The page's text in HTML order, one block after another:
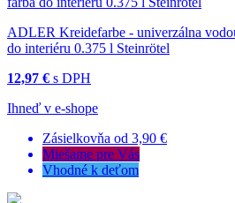
ADLER Kreidefarbe - univerzálna
do interiéru 0.375 l Steinrötel
12,97 € s DPH
Ihneď v e-shope
Zásielkovňa od 3,90 €
Miešame pre Vás
Vhodné k deťom